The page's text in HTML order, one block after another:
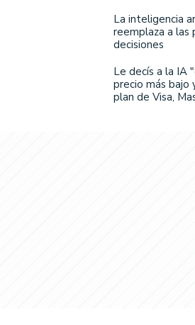
La inteligencia
reemplaza a las
decisiones
Le decís a la IA
precio más bajo
plan de Visa,